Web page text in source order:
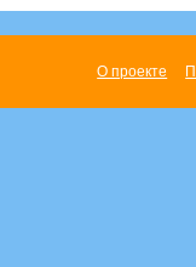
О проекте